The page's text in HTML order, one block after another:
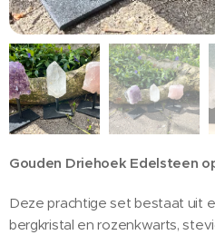
Gouden Driehoek Edelsteen
Deze prachtige set bestaat uit
bergkristal en rozenkwarts,